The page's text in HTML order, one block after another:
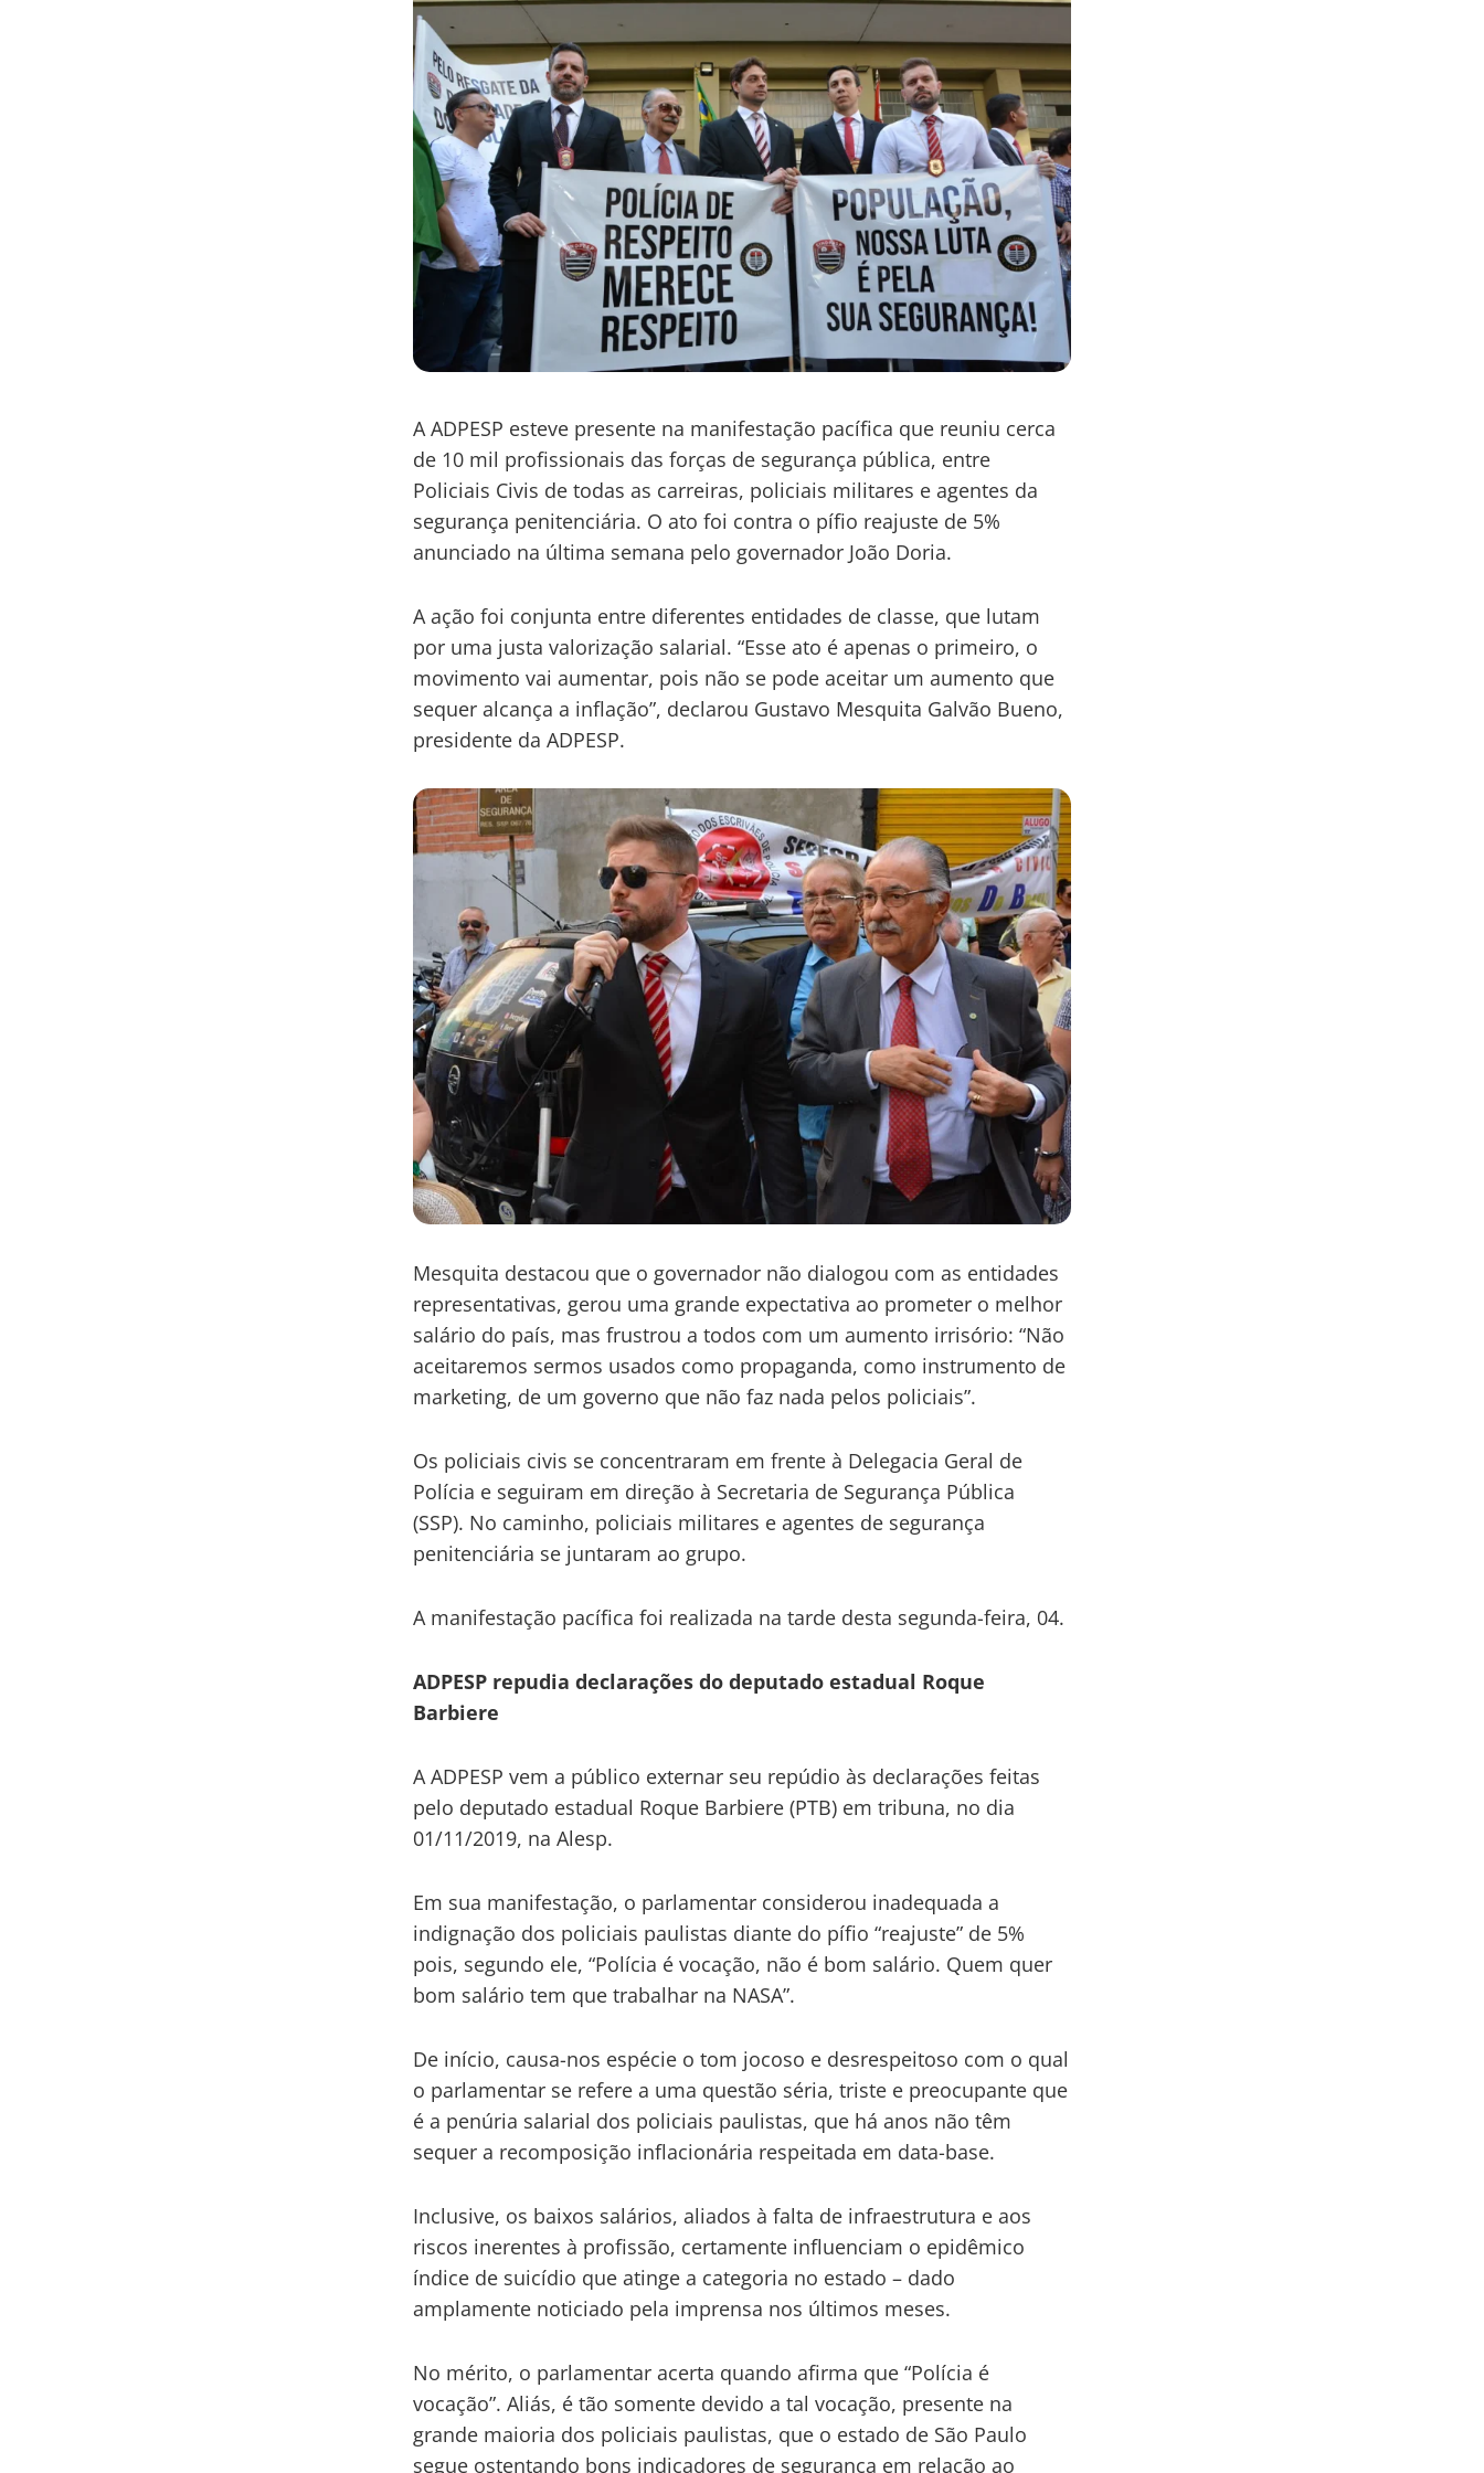
A ADPESP esteve presente na manifestação pacífica que reuniu cerca
de 10 mil profissionais das forças de segurança pública, entre
Policiais Civis de todas as carreiras, policiais militares e agentes da
segurança penitenciária. O ato foi contra o pífio reajuste de 5%
anunciado na última semana pelo governador João Doria.
A ação foi conjunta entre diferentes entidades de classe, que lutam
por uma justa valorização salarial. “Esse ato é apenas o primeiro, o
movimento vai aumentar, pois não se pode aceitar um aumento que
sequer alcança a inflação”, declarou Gustavo Mesquita Galvão Bueno,
presidente da ADPESP.
Mesquita destacou que o governador não dialogou com as entidades
representativas, gerou uma grande expectativa ao prometer o melhor
salário do país, mas frustrou a todos com um aumento irrisório: “Não
aceitaremos sermos usados como propaganda, como instrumento de
marketing, de um governo que não faz nada pelos policiais”.
Os policiais civis se concentraram em frente à Delegacia Geral de
Polícia e seguiram em direção à Secretaria de Segurança Pública
(SSP). No caminho, policiais militares e agentes de segurança
penitenciária se juntaram ao grupo.
A manifestação pacífica foi realizada na tarde desta segunda-feira, 04.
ADPESP repudia declarações do deputado estadual Roque
Barbiere
A ADPESP vem a público externar seu repúdio às declarações feitas
pelo deputado estadual Roque Barbiere (PTB) em tribuna, no dia
01/11/2019, na Alesp.
Em sua manifestação, o parlamentar considerou inadequada a
indignação dos policiais paulistas diante do pífio “reajuste” de 5%
pois, segundo ele, “Polícia é vocação, não é bom salário. Quem quer
bom salário tem que trabalhar na NASA”.
De início, causa-nos espécie o tom jocoso e desrespeitoso com o qual
o parlamentar se refere a uma questão séria, triste e preocupante que
é a penúria salarial dos policiais paulistas, que há anos não têm
sequer a recomposição inflacionária respeitada em data-base.
Inclusive, os baixos salários, aliados à falta de infraestrutura e aos
riscos inerentes à profissão, certamente influenciam o epidêmico
índice de suicídio que atinge a categoria no estado – dado
amplamente noticiado pela imprensa nos últimos meses.
No mérito, o parlamentar acerta quando afirma que “Polícia é
vocação”. Aliás, é tão somente devido a tal vocação, presente na
grande maioria dos policiais paulistas, que o estado de São Paulo
segue ostentando bons indicadores de segurança em relação ao